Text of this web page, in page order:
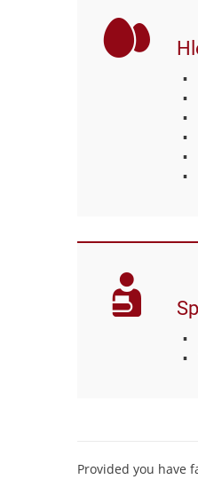
Provided you have